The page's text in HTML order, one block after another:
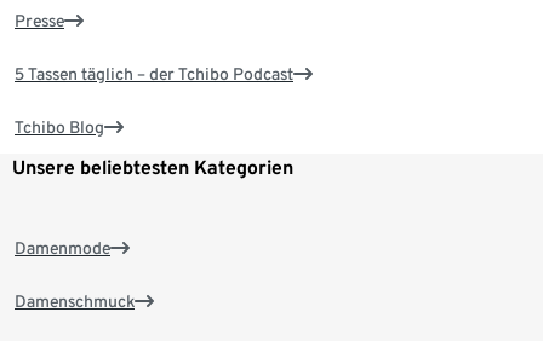
Presse
5 Tassen täglich – der Tchibo Podcast
Tchibo Blog
Unsere beliebtesten Kategorien
Damenmode
Damenschmuck